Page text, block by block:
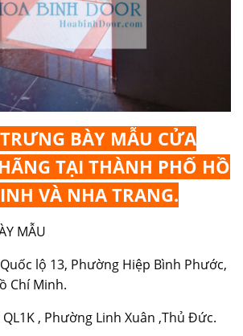
BÀY MẪU CỬA
TẠI THÀNH PHỐ HỒ
VÀ NHA TRANG.
MẪU
lộ 13, Phường Hiệp Bình Phước,
Chí Minh.
, Phường Linh Xuân ,Thủ Đức.